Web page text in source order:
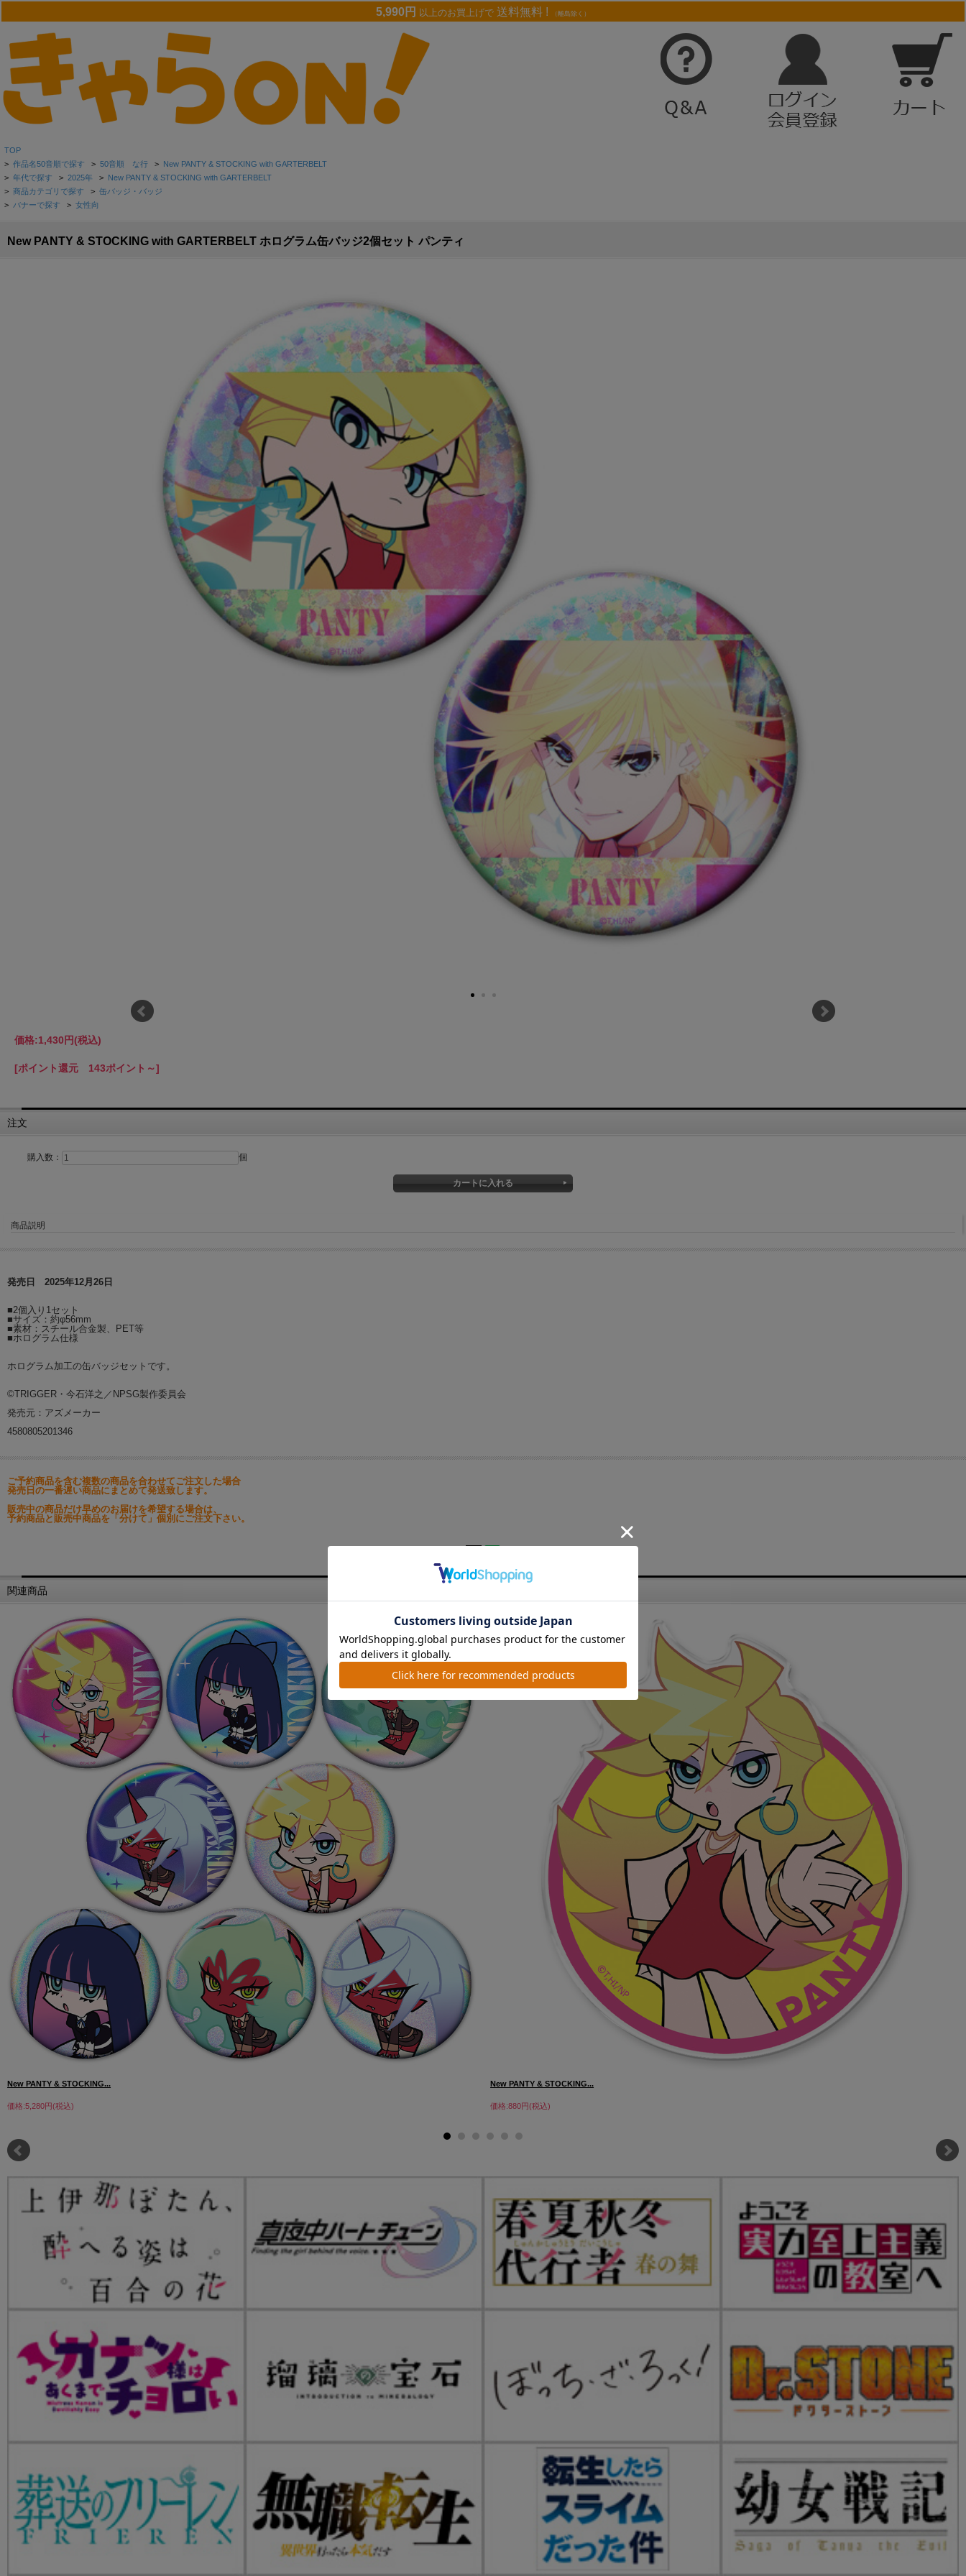
5,990円 以上のお買上げで 送料無料 ! （離島除く）
TOP
> 作品名50音順で探す > 50音順 な行 > New PANTY & STOCKING with GARTERBELT
> 年代で探す > 2025年 > New PANTY & STOCKING with GARTERBELT
> 商品カテゴリで探す > 缶バッジ・バッジ
> バナーで探す > 女性向
New PANTY & STOCKING with GARTERBELT ホログラム缶バッジ2個セット パンティ
価格:1,430円(税込)
[ポイント還元 143ポイント～]
注文
購入数： 個
商品説明
発売日 2025年12月26日
■2個入り1セット
■サイズ：約φ56mm
■素材：スチール合金製、PET等
■ホログラム仕様
ホログラム加工の缶バッジセットです。
©TRIGGER・今石洋之／NPSG製作委員会
発売元：アズメーカー
4580805201346
ご予約商品を含む複数の商品を合わせてご注文した場合
発売日の一番遅い商品にまとめて発送致します。
販売中の商品だけ早めのお届けを希望する場合は、
予約商品と販売中商品を「分けて」個別にご注文下さい。
関連商品
New PANTY & STOCKING...
価格:5,280円(税込)
New PANTY & STOCKING...
価格:880円(税込)